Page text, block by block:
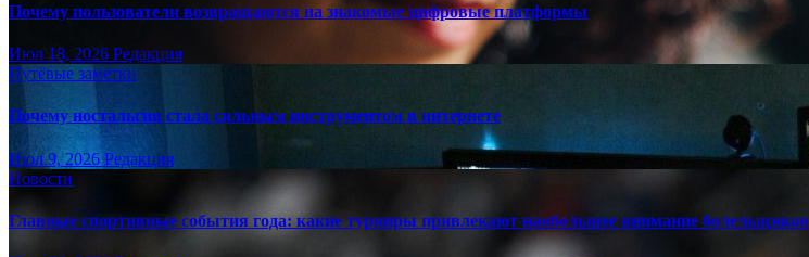
Почему пользователи возвращаются на знакомые цифровые платформы
Июл 18, 2026 Редакция
Путёвые заметки
Почему ностальгия стала сильным инструментом в интернете
Июл 9, 2026 Редакция
Новости
Главные спортивные события года: какие турниры привлекают наибольшее внимание болельщиков